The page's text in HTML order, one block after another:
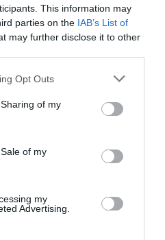
This information may
parties on the IAB’s List of
may further disclose it to other
app uses one or more Google
behaviour. You may click to
and its third-party tags to
purposes in below Google
Opt Outs
of my
of my
my
Advertising.